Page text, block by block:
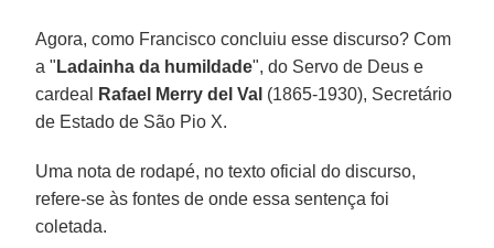
Agora, como Francisco concluiu esse discurso? Com
a " Ladainha da humildade", do Servo de Deus e
cardeal
Rafael Merry del Val (1865-1930), Secretário
de Estado de São Pio X.
Uma nota de rodapé, no texto oficial do discurso,
refere-se às fontes de onde essa sentença foi
coletada.